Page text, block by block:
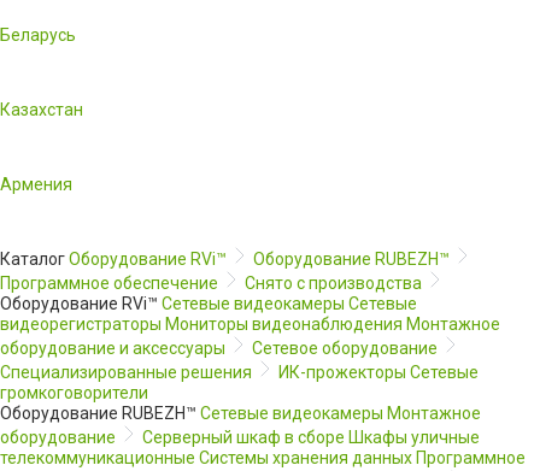
Беларусь
Казахстан
Армения
КаталогОборудование RVi™
Оборудование RUBEZH™
Программное обеспечение
Снято с производства
Оборудование RVi™ Сетевые видеокамеры Сетевые
видеорегистраторы Мониторы видеонаблюдения Монтажное
оборудование и аксессуары
Сетевое оборудование
Специализированные решения
ИК-прожекторы Сетевые
громкоговорители
Оборудование RUBEZH™ Сетевые видеокамеры Монтажное
оборудование
Серверный шкаф в сборе Шкафы уличные
телекоммуникационные Системы хранения данных Программное